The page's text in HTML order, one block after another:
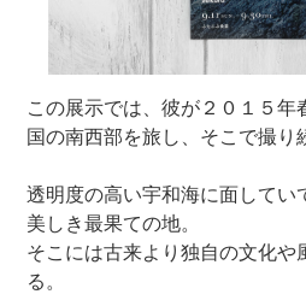
この展示では、彼が２０１５
国の南西部を旅し、そこで撮り
透明度の高い宇和海に面してい
美しき最果ての地。
そこには古来より独自の文化や
る。